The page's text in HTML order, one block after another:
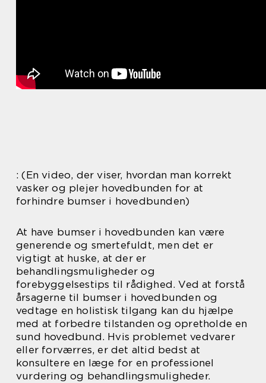
: (En video, der viser, hvordan man korrekt
vasker og plejer hovedbunden for at
forhindre bumser i hovedbunden)
At have bumser i hovedbunden kan være
generende og smertefuldt, men det er
vigtigt at huske, at der er
behandlingsmuligheder og
forebyggelsestips til rådighed. Ved at forstå
årsagerne til bumser i hovedbunden og
vedtage en holistisk tilgang kan du hjælpe
med at forbedre tilstanden og opretholde en
sund hovedbund. Hvis problemet vedvarer
eller forværres, er det altid bedst at
konsultere en læge for en professionel
vurdering og behandlingsmuligheder.